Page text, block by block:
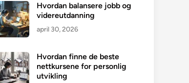
Hvordan balansere jobb og
videreutdanning
april 30, 2026
Hvordan finne de beste
nettkursene for personlig
utvikling